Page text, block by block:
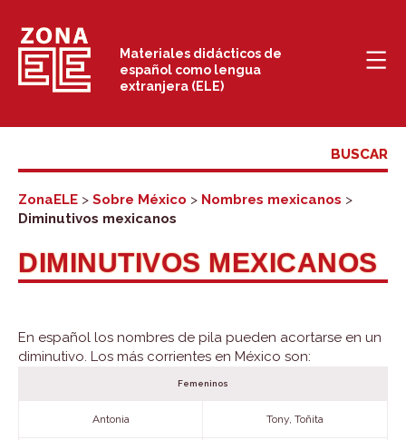
contenido
Materiales didácticos de
español como lengua
extranjera (ELE)
ZonaELE > Sobre México > Nombres mexicanos >
Diminutivos mexicanos
DIMINUTIVOS MEXICANOS
En español los nombres de pila pueden acortarse en un
diminutivo. Los más corrientes en México son:
Femeninos
Antonia Tony, Toñita